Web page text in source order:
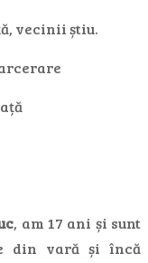
vecinii știu.
, am 17 ani și sunt
din vară și încă